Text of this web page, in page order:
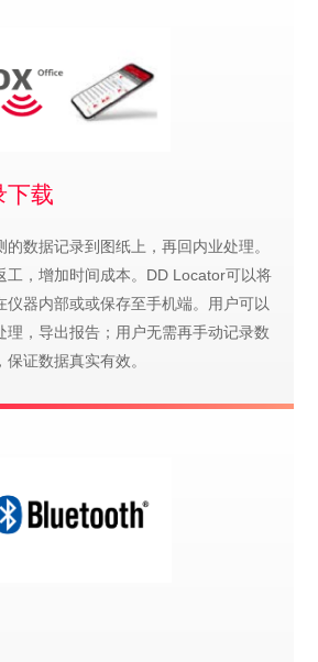
下载
数据记录到图纸上，再回内业处理。
工，增加时间成本。DD Locator可以将
仪器内部或或保存至手机端。用户可以
理，导出报告；用户无需再手动记录数
证数据真实有效。